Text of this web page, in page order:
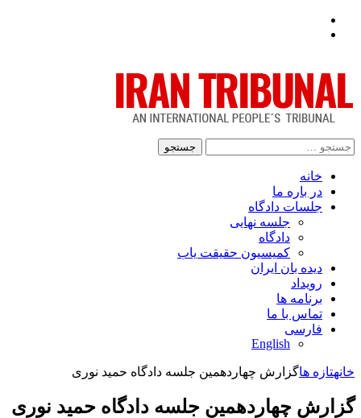
جستجو
خانه
در باره ما
جلسات دادگاه
جلسه نهایی
دادگاه
کمیسیون حقیقت یاب
دیده بان ایران
رویداد
برنامه ها
تماس با ما
فارسی
English
خانهتازه هاگزارش چهاردهمین جلسه دادگاه حمید نوری
گزارش چهاردهمین جلسه دادگاه حمید نوری